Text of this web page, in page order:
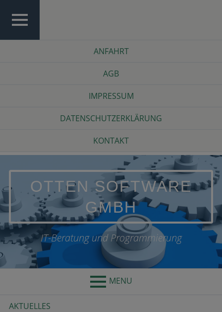
content
ANFAHRT
AGB
IMPRESSUM
DATENSCHUTZERKLÄRUNG
KONTAKT
OTTEN SOFTWARE
GMBH
IT-Beratung und Programmierung
MENU
Primary
AKTUELLES